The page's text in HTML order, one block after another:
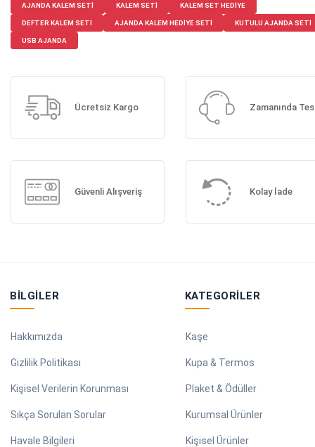
AJANDA KALEM SETI KALEM SETI KALEM SET HEDIYE
DEFTER KALEM SETI AJANDA KALEM HEDIYE SETI KUTULU AJANDA SETI
USB AJANDA
Ücretsiz Kargo Zamanında
Güvenli Alışveriş Kolay İade
BILGILER
Hakkımızda
Gizlilik Politikası
Kişisel Verilerin Korunması
Sıkça Sorulan Sorular
Havale Bilgileri
KATEGORILER
Kaşe
Kupa & Termos
Plaket & Ödüller
Kurumsal Ürünler
Kişisel Ürünler